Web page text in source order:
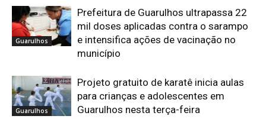
Guarulhos
Prefeitura de Guarulhos ultrapassa 22
mil doses aplicadas contra o sarampo
e intensifica ações de vacinação no
município
Guarulhos
Projeto gratuito de karatê inicia aulas
para crianças e adolescentes em
Guarulhos nesta terça-feira